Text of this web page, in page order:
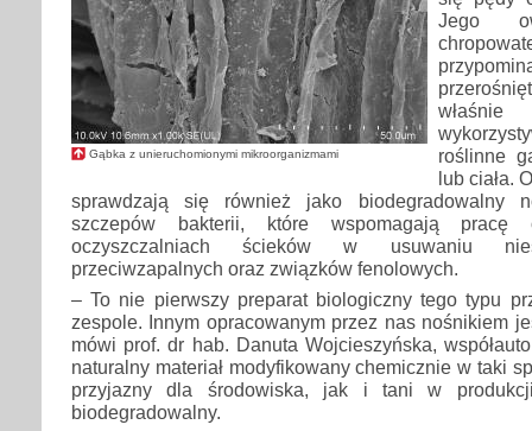
Gąbka z unieruchomionymi mikroorganizmami
Jego
roślinne
lub ciała.
sprawdzają się również jako biodegradowalny
szczepów bakterii, które wspomagają
oczyszczalniach ścieków w usuwaniu
przeciwzapalnych oraz związków fenolowych.
– To nie pierwszy preparat biologiczny tego typu
zespole. Innym opracowanym przez nas nośnikiem
mówi prof. dr hab. Danuta Wojcieszyńska,
naturalny materiał modyfikowany chemicznie w taki
przyjazny dla środowiska, jak i tani w
biodegradowalny.